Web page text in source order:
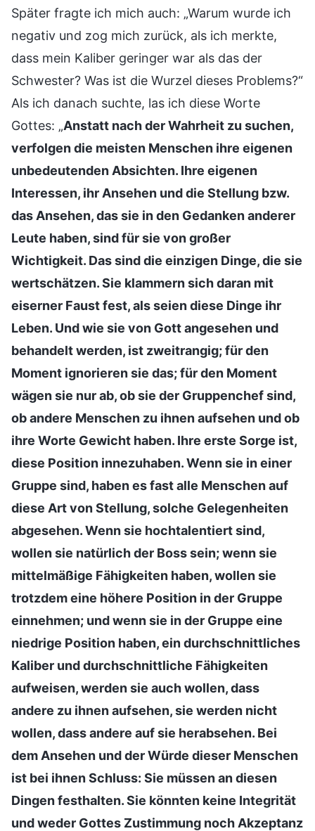
Später fragte ich mich auch: „Warum wurde ich
negativ und zog mich zurück, als ich merkte,
dass mein Kaliber geringer war als das der
Schwester? Was ist die Wurzel dieses Problems?“
Als ich danach suchte, las ich diese Worte
Gottes: „Anstatt nach der Wahrheit zu suchen,
verfolgen die meisten Menschen ihre eigenen
unbedeutenden Absichten. Ihre eigenen
Interessen, ihr Ansehen und die Stellung bzw.
das Ansehen, das sie in den Gedanken anderer
Leute haben, sind für sie von großer
Wichtigkeit. Das sind die einzigen Dinge, die sie
wertschätzen. Sie klammern sich daran mit
eiserner Faust fest, als seien diese Dinge ihr
Leben. Und wie sie von Gott angesehen und
behandelt werden, ist zweitrangig; für den
Moment ignorieren sie das; für den Moment
wägen sie nur ab, ob sie der Gruppenchef sind,
ob andere Menschen zu ihnen aufsehen und ob
ihre Worte Gewicht haben. Ihre erste Sorge ist,
diese Position innezuhaben. Wenn sie in einer
Gruppe sind, haben es fast alle Menschen auf
diese Art von Stellung, solche Gelegenheiten
abgesehen. Wenn sie hochtalentiert sind,
wollen sie natürlich der Boss sein; wenn sie
mittelmäßige Fähigkeiten haben, wollen sie
trotzdem eine höhere Position in der Gruppe
einnehmen; und wenn sie in der Gruppe eine
niedrige Position haben, ein durchschnittliches
Kaliber und durchschnittliche Fähigkeiten
aufweisen, werden sie auch wollen, dass
andere zu ihnen aufsehen, sie werden nicht
wollen, dass andere auf sie herabsehen. Bei
dem Ansehen und der Würde dieser Menschen
ist bei ihnen Schluss: Sie müssen an diesen
Dingen festhalten. Sie könnten keine Integrität
und weder Gottes Zustimmung noch Akzeptanz